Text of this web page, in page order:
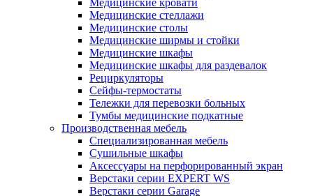
Медицинские кровати
Медицинские стеллажи
Медицинские столы
Медицинские ширмы и стойки
Медицинские шкафы
Медицинские шкафы для раздевалок
Рециркуляторы
Сейфы-термостаты
Тележки для перевозки больных
Тумбы медицинские подкатные
Производственная мебель
Cпециализированная мебель
Cушильные шкафы
Аксессуары на перфорированный экран
Верстаки серии EXPERT WS
Верстаки серии Garage